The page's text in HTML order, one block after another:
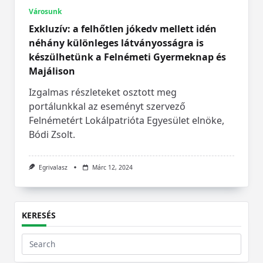
Városunk
Exkluzív: a felhőtlen jókedv mellett idén
néhány különleges látványosságra is
készülhetünk a Felnémeti Gyermeknap és
Majálison
Izgalmas részleteket osztott meg
portálunkkal az eseményt szervező
Felnémetért Lokálpatrióta Egyesület elnöke,
Bódi Zsolt.
Egrivalasz Márc 12, 2024
KERESÉS
Search
for: